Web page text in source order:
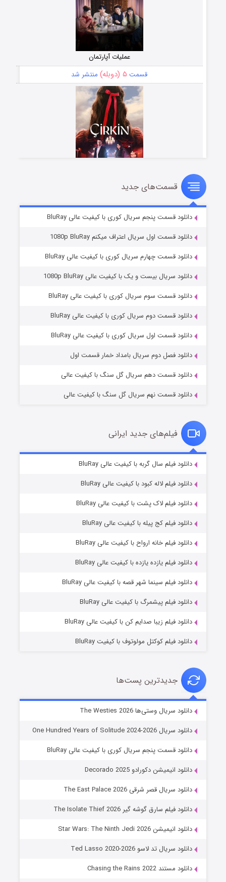
عملیات آپارتمان
قسمت ۵ (دوبله) منتشر شد
سریال زشت
قسمت۲ (زیرنویس) منتشر شد
مردگان متحرک: شهر مرده ۳
قسمت۲ (زیرنویس) منتشر شد
قسمت۷ (زیرنویس) منتشر شد
خاندان اژدها فصل ۳
قسمت۱۴ (زیرنویس) منتشر شد
قسمت‌های جدید
دانلود قسمت پنجم سریال کوری با کیفیت عالی BluRay
دانلود قسمت اول سریال اعتراف میکنم 1080p BluRay
دانلود قسمت چهارم سریال کوری با کیفیت عالی BluRay
دانلود سریال بیست و یک با کیفیت عالی 1080p BluRay
دانلود قسمت سوم سریال کوری با کیفیت عالی BluRay
دانلود قسمت دوم سریال کوری با کیفیت عالی BluRay
دانلود قسمت اول سریال کوری با کیفیت عالی BluRay
دانلود فصل دوم سریال بامداد خمار قسمت اول
دانلود قسمت دهم سریال گل سنگ با کیفیت عالی
دانلود قسمت نهم سریال گل سنگ با کیفیت عالی
فیلم‌های جدید ایرانی
دانلود فیلم سال گربه با کیفیت عالی BluRay
دانلود فیلم لاله کبود با کیفیت عالی BluRay
دانلود فیلم لاک پشت با کیفیت عالی BluRay
دانلود فیلم کج‌ پیله با کیفیت عالی BluRay
دانلود فیلم خانه ارواح با کیفیت عالی BluRay
دانلود فیلم یازده یازده با کیفیت عالی BluRay
دانلود فیلم سینما شهر قصه با کیفیت عالی BluRay
دانلود فیلم پیشمرگ با کیفیت عالی BluRay
دانلود فیلم زیبا صدایم کن با کیفیت عالی BluRay
دانلود فیلم کوکتل مولوتوف با کیفیت BluRay
جدیدترین پست‌ها
دانلود سریال وستی‌ها The Westies 2026
دانلود سریال One Hundred Years of Solitude 2024-2026
دانلود قسمت پنجم سریال کوری با کیفیت عالی BluRay
دانلود انیمیشن دکورادو Decorado 2025
دانلود سریال قصر شرقی The East Palace 2026
دانلود فیلم سارق گوشه گیر The Isolate Thief 2026
دانلود انیمیشن Star Wars: The Ninth Jedi 2026
دانلود سریال تد لاسو Ted Lasso 2020-2026
دانلود مستند Chasing the Rains 2022